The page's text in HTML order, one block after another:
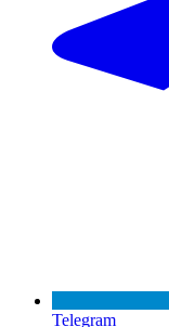
Telegram